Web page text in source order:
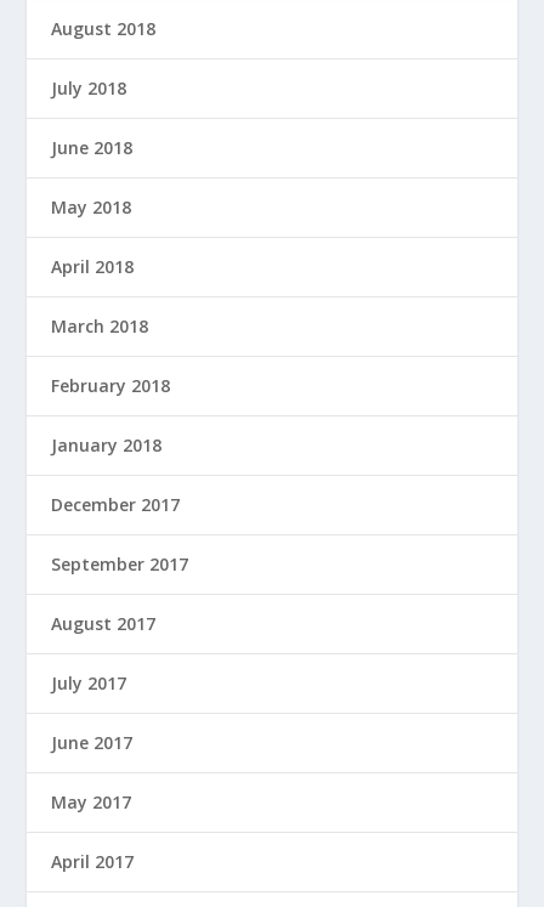
August 2018
July 2018
June 2018
May 2018
April 2018
March 2018
February 2018
January 2018
December 2017
September 2017
August 2017
July 2017
June 2017
May 2017
April 2017